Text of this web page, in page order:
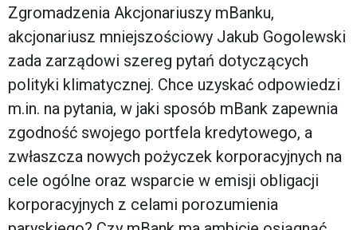
Zgromadzenia Akcjonariuszy mBanku,
akcjonariusz mniejszościowy Jakub Gogolewski
zada zarządowi szereg pytań dotyczących
polityki klimatycznej. Chce uzyskać odpowiedzi
m.in. na pytania, w jaki sposób mBank zapewnia
zgodność swojego portfela kredytowego, a
zwłaszcza nowych pożyczek korporacyjnych na
cele ogólne oraz wsparcie w emisji obligacji
korporacyjnych z celami porozumienia